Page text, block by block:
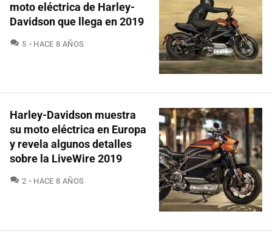
moto eléctrica de Harley-
Davidson que llega en 2019
5 COMENTARIOS
HACE 8 AÑOS
Harley-Davidson muestra
su moto eléctrica en Europa
y revela algunos detalles
sobre la LiveWire 2019
2 COMENTARIOS
HACE 8 AÑOS